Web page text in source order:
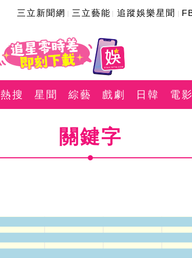
三立新聞網 三立藝能 追蹤娛樂星聞
熱搜 星聞 綜藝 戲劇 日韓 電影
關鍵字